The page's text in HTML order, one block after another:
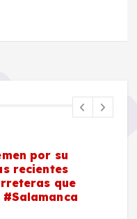
por su
recientes
que